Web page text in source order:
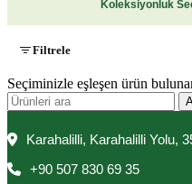
Koleksiyonluk
Filtrele
Seçiminizle eşleşen ürün
Karahalilli, Karahalilli Yolu,
+90 507 830 69 35